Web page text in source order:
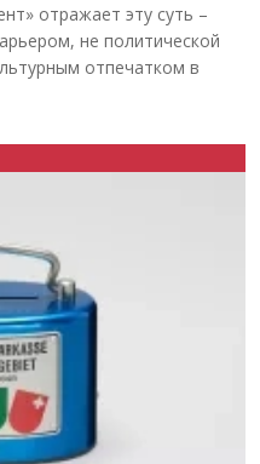
отражает эту суть –
не политической
отпечатком в